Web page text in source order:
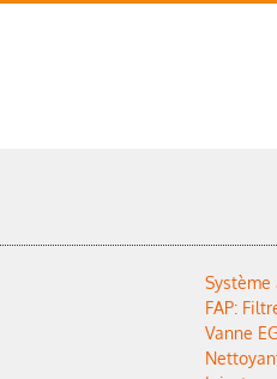
FAP:
Vanne